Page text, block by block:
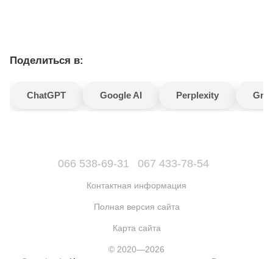
Поделиться в:
ChatGPT Google AI Perplexity
066 538-69-31 067 433-78-54
Контактная информация
Полная версия сайта
Карта сайта
© 2020—2026